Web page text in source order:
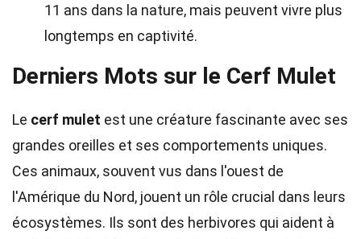
11 ans dans la nature, mais peuvent vivre plus
longtemps en captivité.
Derniers Mots sur le Cerf Mulet
Le cerf mulet est une créature fascinante avec ses
grandes oreilles et ses comportements uniques.
Ces animaux, souvent vus dans l'ouest de
l'Amérique du Nord, jouent un rôle crucial dans leurs
écosystèmes. Ils sont des herbivores qui aident à